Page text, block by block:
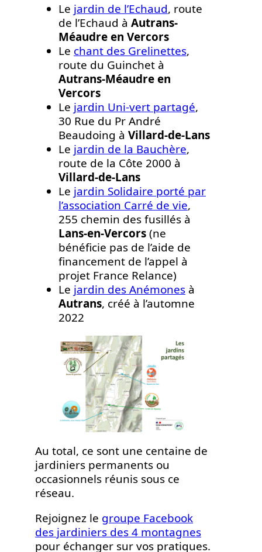
Le jardin de l’Echaud, route
de l’Echaud à Autrans-
Méaudre en Vercors
Le chant des Grelinettes,
route du Guinchet à
Autrans-Méaudre en
Vercors
Le jardin Uni-vert partagé,
30 Rue du Pr André
Beaudoing à Villard-de-Lans
Le jardin de la Bauchère,
route de la Côte 2000 à
Villard-de-Lans
Le jardin Solidaire porté par
l’association Carré de vie,
255 chemin des fusillés à
Lans-en-Vercors(ne
bénéficie pas de l’aide de
financement de l’appel à
projet France Relance)
Le jardin des Anémones à
Autrans, créé à l’automne
2022
Au total, ce sont une centaine de
jardiniers permanents ou
occasionnels réunis sous ce
réseau.
Rejoignez le groupe Facebook
des jardiniers des 4 montagnes
pour échanger sur vos pratiques.